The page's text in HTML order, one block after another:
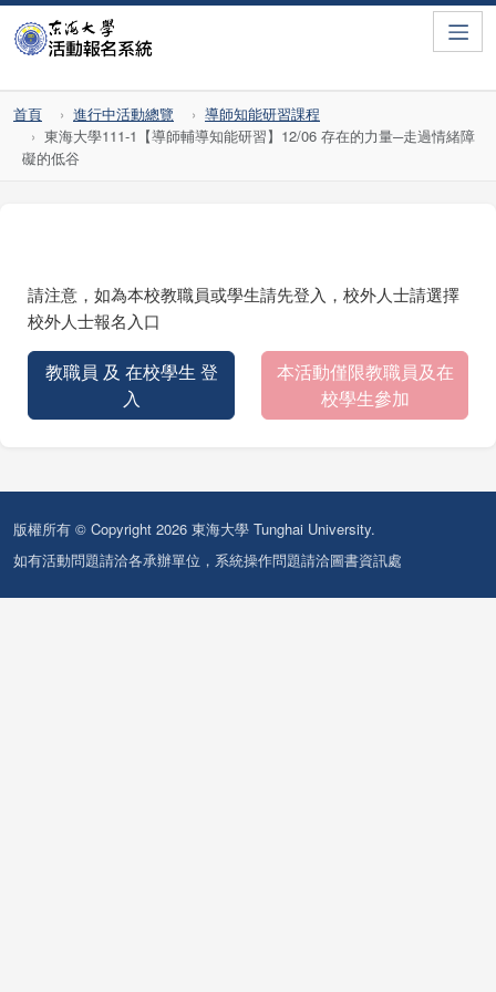
首頁 進行中活動總覽
導師知能研習課程
東海大學111-1【導師輔導知能研習】12/06 存在的力量─走過情緒障
礙的低谷
請注意，如為本校教職員或學生請先登入，校外人士請選擇
校外人士報名入口
教職員 及 在校學生 登
入
本活動僅限教職員及在
校學生參加
版權所有 © Copyright 2026 東海大學 Tunghai University.
如有活動問題請洽各承辦單位，系統操作問題請洽圖書資訊處